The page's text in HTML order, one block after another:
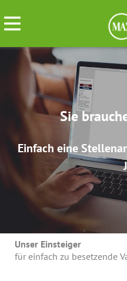
Sie
Einfach eine
Unser Einsteiger
für einfach zu besetzende